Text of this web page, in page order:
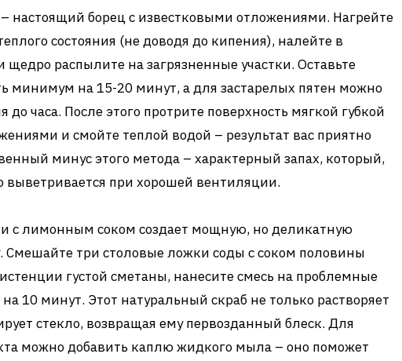
настоящий борец с известковыми отложениями. Нагрейте
состояния (не доводя до кипения), налейте в
щедро распылите на загрязненные участки. Оставьте
минимум на 15-20 минут, а для застарелых пятен можно
до часа. После этого протрите поверхность мягкой губкой
и смойте теплой водой – результат вас приятно
минус этого метода – характерный запах, который,
выветривается при хорошей вентиляции.
с лимонным соком создает мощную, но деликатную
Смешайте три столовые ложки соды с соком половины
густой сметаны, нанесите смесь на проблемные
10 минут. Этот натуральный скраб не только растворяет
стекло, возвращая ему первозданный блеск. Для
можно добавить каплю жидкого мыла – оно поможет